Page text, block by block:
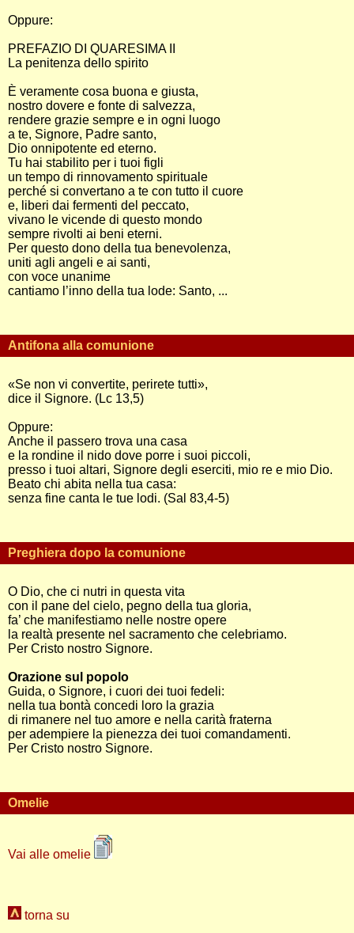
Oppure:
PREFAZIO DI QUARESIMA II
La penitenza dello spirito
È veramente cosa buona e giusta,
nostro dovere e fonte di salvezza,
rendere grazie sempre e in ogni luogo
a te, Signore, Padre santo,
Dio onnipotente ed eterno.
Tu hai stabilito per i tuoi figli
un tempo di rinnovamento spirituale
perché si convertano a te con tutto il cuore
e, liberi dai fermenti del peccato,
vivano le vicende di questo mondo
sempre rivolti ai beni eterni.
Per questo dono della tua benevolenza,
uniti agli angeli e ai santi,
con voce unanime
cantiamo l’inno della tua lode: Santo, ...
Antifona alla comunione
«Se non vi convertite, perirete tutti»,
dice il Signore. (Lc 13,5)
Oppure:
Anche il passero trova una casa
e la rondine il nido dove porre i suoi piccoli,
presso i tuoi altari, Signore degli eserciti, mio re e mio Dio.
Beato chi abita nella tua casa:
senza fine canta le tue lodi. (Sal 83,4-5)
Preghiera dopo la comunione
O Dio, che ci nutri in questa vita
con il pane del cielo, pegno della tua gloria,
fa’ che manifestiamo nelle nostre opere
la realtà presente nel sacramento che celebriamo.
Per Cristo nostro Signore.
Orazione sul popolo
Guida, o Signore, i cuori dei tuoi fedeli:
nella tua bontà concedi loro la grazia
di rimanere nel tuo amore e nella carità fraterna
per adempiere la pienezza dei tuoi comandamenti.
Per Cristo nostro Signore.
Omelie
Vai alle omelie
torna su